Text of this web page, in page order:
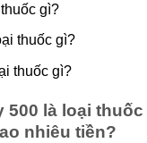
gì?
thuốc gì?
thuốc gì?
500 là loại
nhiêu tiền?